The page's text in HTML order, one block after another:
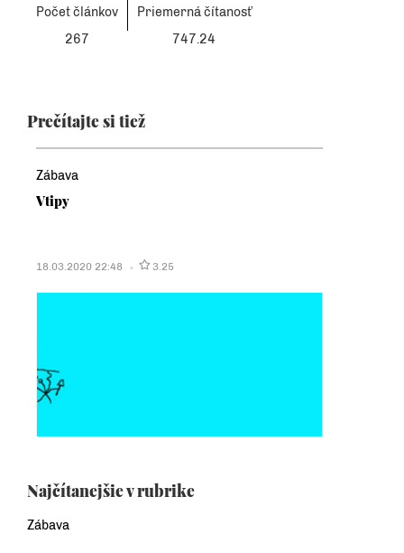
Počet článkov
Priemerná čítanosť
267
747.24
Prečítajte si tiež
Zábava
Vtipy
18.03.2020 22:48 3.25
Najčítanejšie v rubrike
Zábava